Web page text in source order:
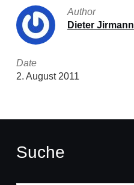
Author
Dieter Jirmann
Date
2. August 2011
Suche